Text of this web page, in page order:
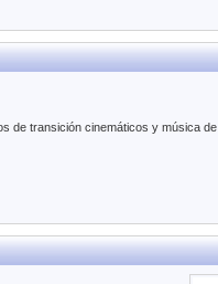
de transición cinemáticos y música de